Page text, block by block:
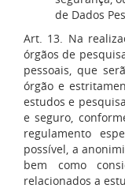
de Dados
Art. 13. Na
órgãos de
pessoais, que
órgão e
estudos e
e seguro,
regulamento
possível, a
bem como
relacionados a